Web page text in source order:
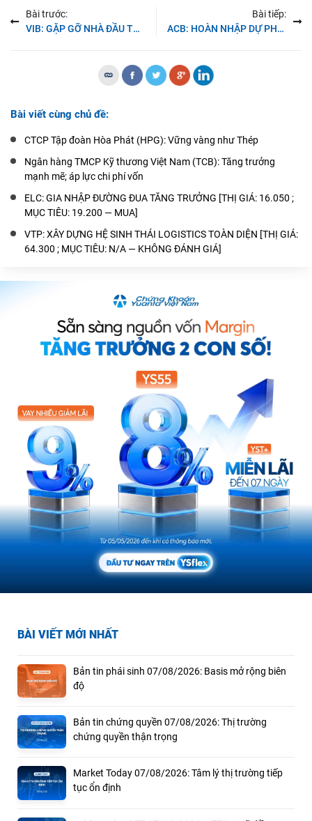
BÀI VIẾT MỚI NHẤT
Bản tin phái sinh 07/08/2026: Basis mở rộng biên
độ
Bản tin chứng quyền 07/08/2026: Thị trường
chứng quyền thận trọng
Market Today 07/08/2026: Tâm lý thị trường tiếp
tục ổn định
Bài trước:
VIB: GẶP GỠ NHÀ ĐẦU TƯ [THỊ GIÁ: 25.650 ; MỤC TIÊU: N/A — KHÔNG ĐÁNH GIÁ]
Bài tiếp:
ACB: HOÀN NHẬP DỰ PHÒNG THÚC ĐẨY LỢI NHUẬN [THỊ GIÁ: 24.450 ; MỤC TIÊU: 31.883 — MUA]
Bài viết cùng chủ đề:
CTCP Tập đoàn Hòa Phát (HPG): Vững vàng như Thép
Ngân hàng TMCP Kỹ thương Việt Nam (TCB): Tăng trưởng
mạnh mẽ; áp lực chi phí vốn
ELC: GIA NHẬP ĐƯỜNG ĐUA TĂNG TRƯỞNG [THỊ GIÁ: 16.050 ;
MỤC TIÊU: 19.200 — MUA]
VTP: XÂY DỰNG HỆ SINH THÁI LOGISTICS TOÀN DIỆN [THỊ GIÁ:
64.300 ; MỤC TIÊU: N/A — KHÔNG ĐÁNH GIÁ]